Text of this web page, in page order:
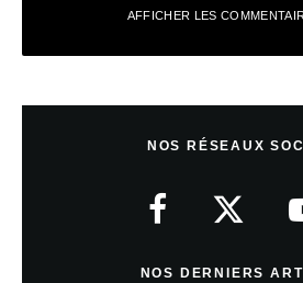
AFFICHER LES
NOS RÉSEAUX
NOS DERNIERS